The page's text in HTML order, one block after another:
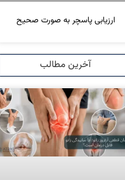
ارزیابی پاسچر به صورت صحیح
آخرین مطالب